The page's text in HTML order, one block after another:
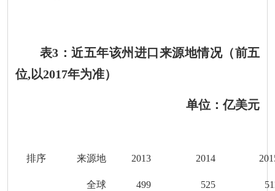
表3 ：近五年该州进口来源地情况（前五
位,以2017年为准）
单位：亿美元
排序 来源地 2013 2014 201
全球 499 525